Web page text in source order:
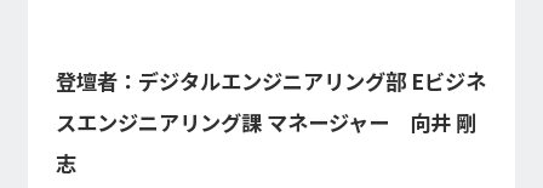
登壇者：デジタルエンジニアリング部 Eビジネ
スエンジニアリング課 マネージャー 向井 剛
志